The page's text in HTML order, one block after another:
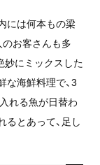
には何本もの梁
のお客さんも多
妙にミックスした
な海鮮料理で、3
れる魚が日替わ
るとあって、足し